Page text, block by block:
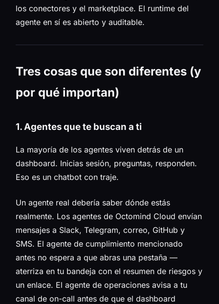
los conectores y el marketplace. El runtime del
agente en sí es abierto y auditable.
Tres cosas que son diferentes (y
por qué importan)
1. Agentes que te buscan a ti
La mayoría de los agentes viven detrás de un
dashboard. Inicias sesión, preguntas, responden.
Eso es un chatbot con traje.
Un agente real debería saber dónde estás
realmente. Los agentes de Octomind Cloud envían
mensajes a Slack, Telegram, correo, GitHub y
SMS. El agente de cumplimiento mencionado
antes no espera a que abras una pestaña —
aterriza en tu bandeja con el resumen de riesgos y
un enlace. El agente de operaciones avisa a tu
canal de on-call antes de que el dashboard